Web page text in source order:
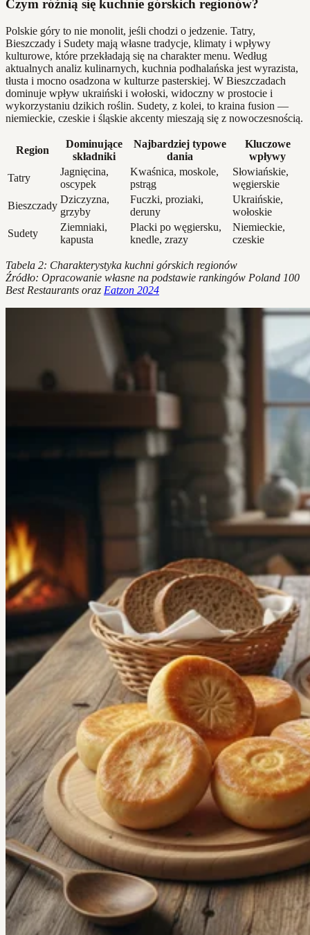
Czym różnią się kuchnie górskich regionów?
Polskie góry to nie monolit, jeśli chodzi o jedzenie. Tatry,
Bieszczady i Sudety mają własne tradycje, klimaty i wpływy
kulturowe, które przekładają się na charakter menu. Według
aktualnych analiz kulinarnych, kuchnia podhalańska jest wyrazista,
tłusta i mocno osadzona w kulturze pasterskiej. W Bieszczadach
dominuje wpływ ukraiński i wołoski, widoczny w prostocie i
wykorzystaniu dzikich roślin. Sudety, z kolei, to kraina fusion —
niemieckie, czeskie i śląskie akcenty mieszają się z nowoczesnością.
Region
Dominujące
składniki
Najbardziej typowe
dania
Kluczowe
wpływy
Tatry
Jagnięcina,
oscypek
Kwaśnica, moskole,
pstrąg
Słowiańskie,
węgierskie
Bieszczady
Dziczyzna,
grzyby
Fuczki, proziaki,
deruny
Ukraińskie,
wołoskie
Sudety
Ziemniaki,
kapusta
Placki po węgiersku,
knedle, zrazy
Niemieckie,
czeskie
Tabela 2: Charakterystyka kuchni górskich regionów
Źródło: Opracowanie własne na podstawie rankingów Poland 100
Best Restaurants oraz Eatzon 2024